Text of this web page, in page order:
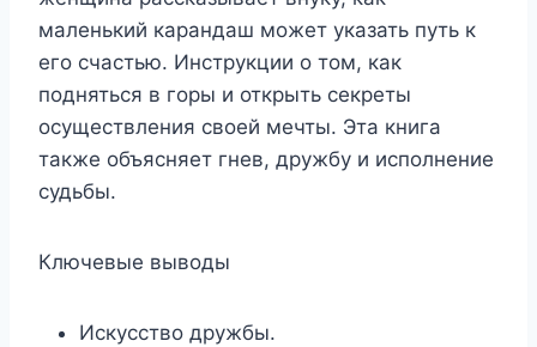
маленький карандаш может указать путь к
его счастью. Инструкции о том, как
подняться в горы и открыть секреты
осуществления своей мечты. Эта книга
также объясняет гнев, дружбу и исполнение
судьбы.
Ключевые выводы
Искусство дружбы.